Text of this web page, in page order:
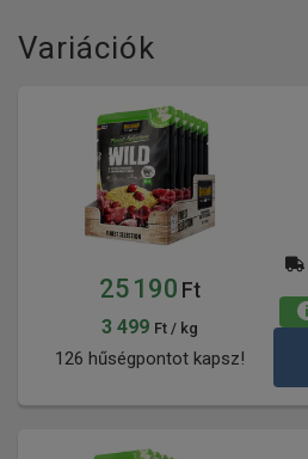
Variációk
25 190 Ft
3 499 Ft / kg
126 hűségpontot kapsz!